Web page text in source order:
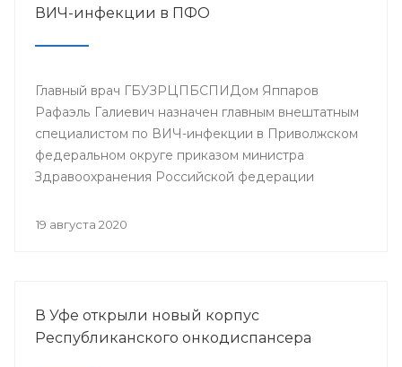
ВИЧ-инфекции в ПФО
Главный врач ГБУЗРЦПБСПИДом Яппаров
Рафаэль Галиевич назначен главным внештатным
специалистом по ВИЧ-инфекции в Приволжском
федеральном округе приказом министра
Здравоохранения Российской федерации
19 августа 2020
В Уфе открыли новый корпус
Республиканского онкодиспансера